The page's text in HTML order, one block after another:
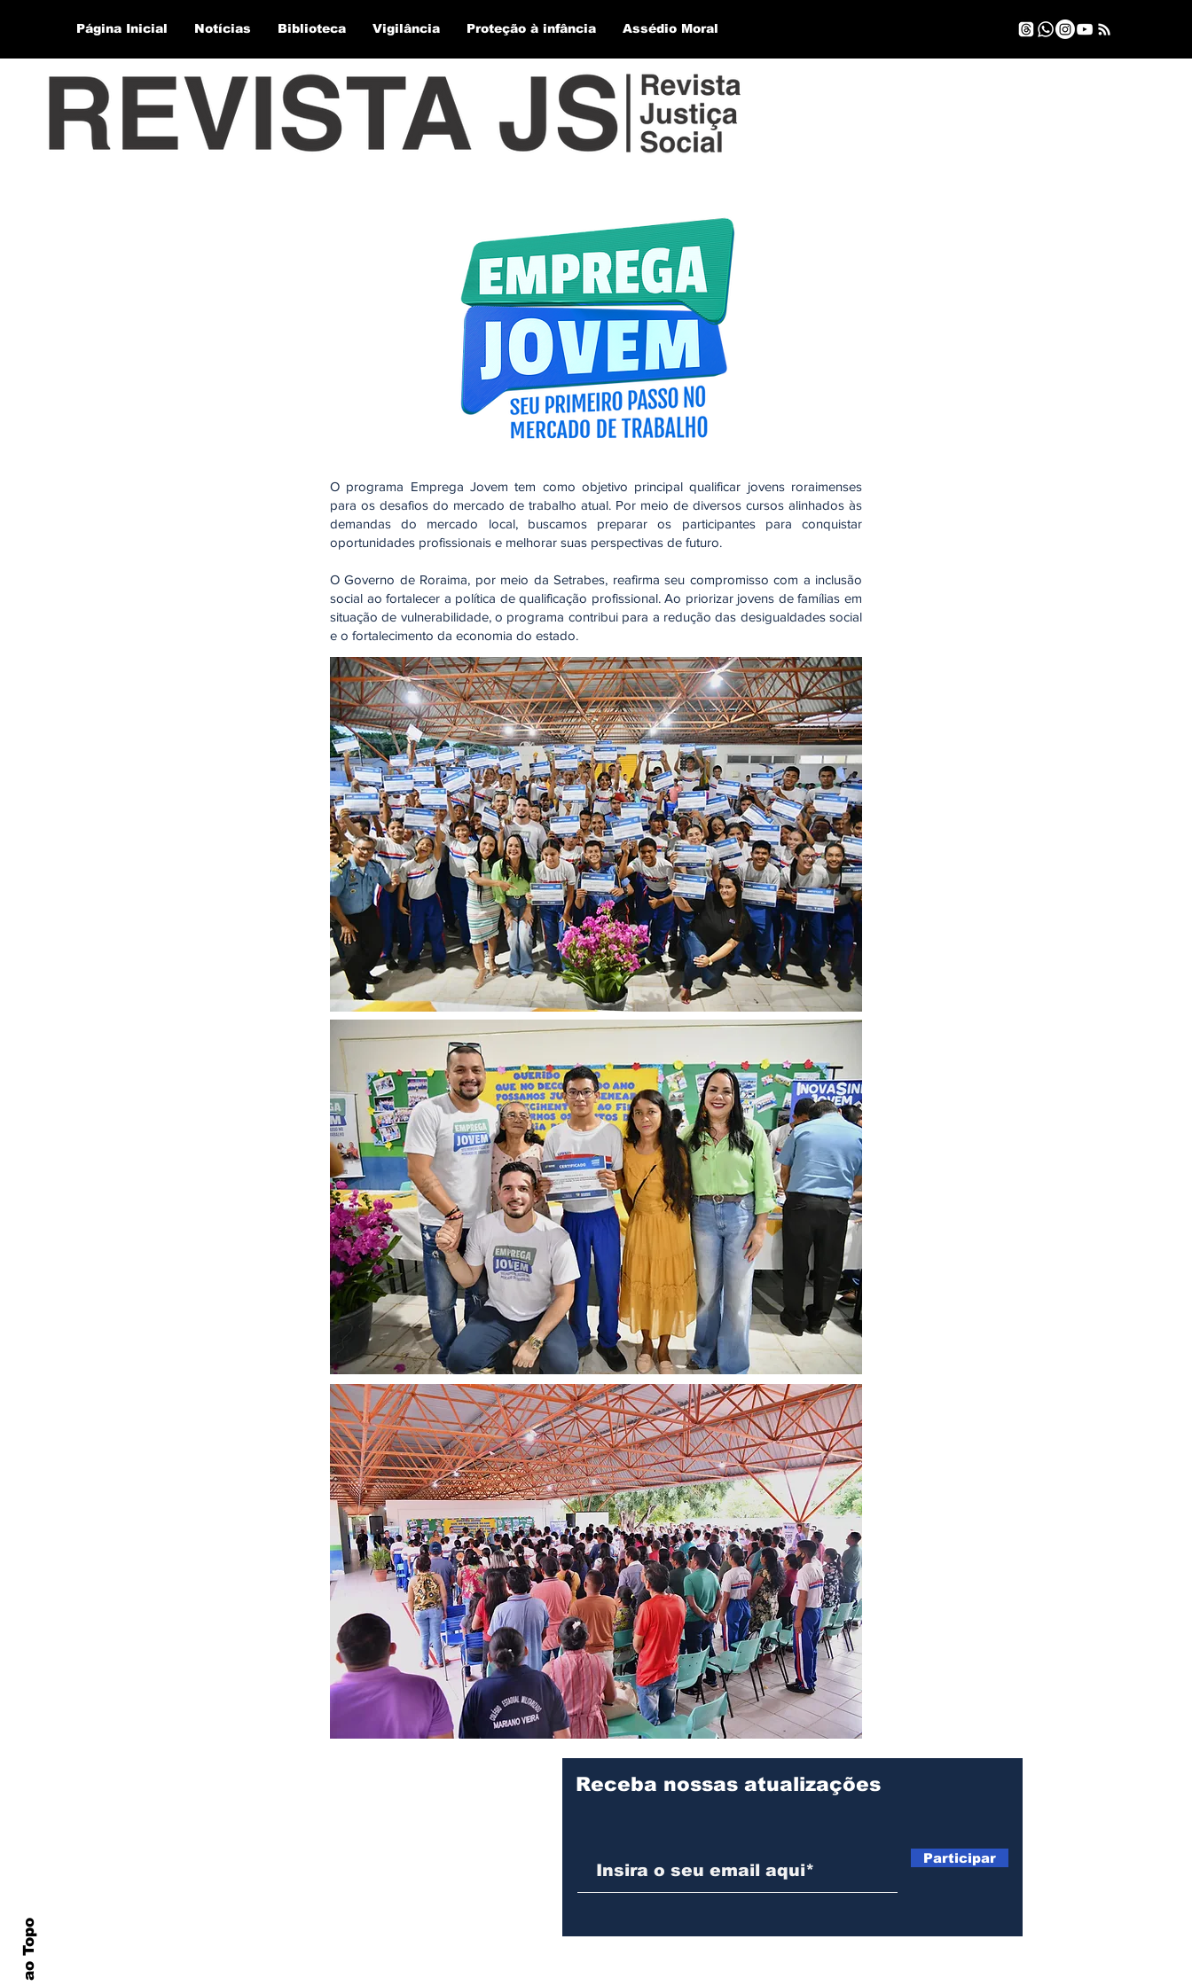
Página Inicial Notícias Biblioteca Vigilância Proteção à infância Assédio Moral
O programa Emprega Jovem tem como objetivo principal qualificar jovens roraimenses
para os desafios do mercado de trabalho atual. Por meio de diversos cursos alinhados às
demandas do mercado local, buscamos preparar os participantes para conquistar
oportunidades profissionais e melhorar suas perspectivas de futuro.
O Governo de Roraima, por meio da Setrabes, reafirma seu compromisso com a inclusão
social ao fortalecer a política de qualificação profissional. Ao priorizar jovens de famílias em
situação de vulnerabilidade, o programa contribui para a redução das desigualdades social
e o fortalecimento da economia do estado.
Receba nossas atualizações
Participar